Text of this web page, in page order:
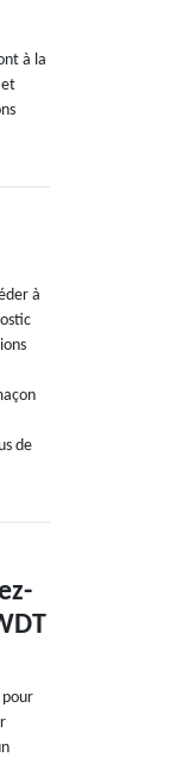
à la
et
à
de
pour